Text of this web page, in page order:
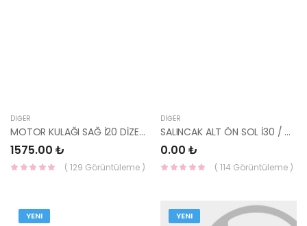
DIĞER
MOTOR KULAĞI SAĞ İ20 DİZEL 2007-2014 21810-1J400-YS
1575.00 ₺
( 129 Görüntüleme )
DIĞER
SALINCAK ALT ÖN SOL İ30 / CEED 12 -> 54500A6200-
0.00 ₺
( 114 Görüntüleme )
YENI YENI